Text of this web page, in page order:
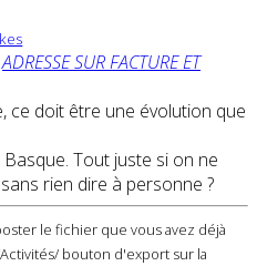
ADRESSE SUR FACTURE ET
ce doit être une évolution que
Tout juste si on ne
rien dire à personne ?
le fichier que vous avez déjà
bouton d'export sur la